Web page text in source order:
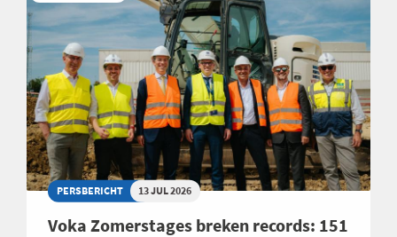
PERSBERICHT 13 JUL 2026
Voka Zomerstages breken records: 151